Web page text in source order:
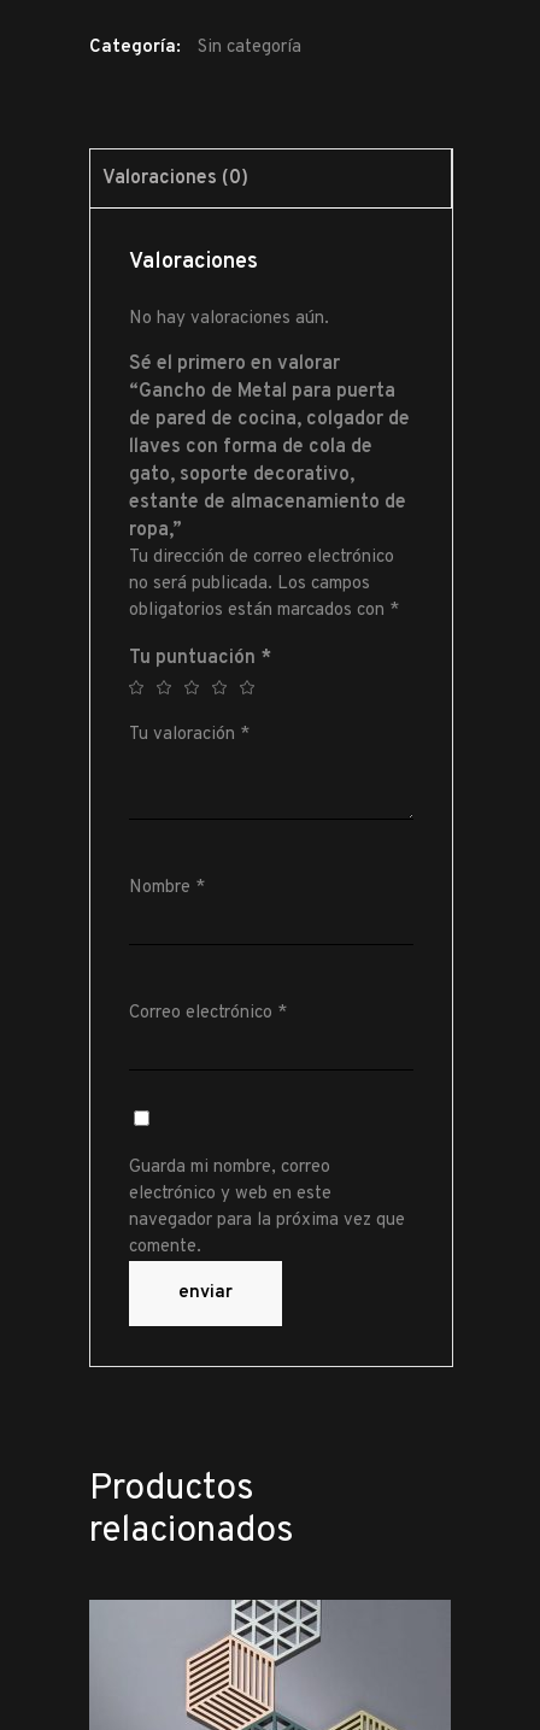
Categoría: Sin categoría
Valoraciones (0)
Valoraciones
No hay valoraciones aún.
Sé el primero en valorar
“Gancho de Metal para puerta
de pared de cocina, colgador de
llaves con forma de cola de
gato, soporte decorativo,
estante de almacenamiento de
ropa,”
Tu dirección de correo electrónico
no será publicada. Los campos
obligatorios están marcados con *
Tu puntuación *
Tu valoración *
Nombre *
Correo electrónico *
Guarda mi nombre, correo
electrónico y web en este
navegador para la próxima vez que
comente.
Productos
relacionados